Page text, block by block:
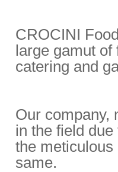
CROCINI
large gamut of
catering and
Our company,
in the field
the
same.